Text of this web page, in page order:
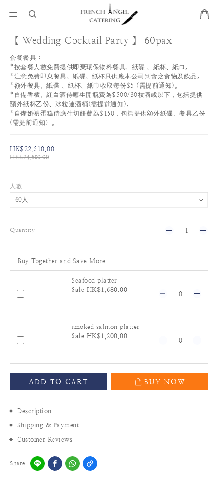
【 Wedding Cocktail Party 】 60pax
套餐餐具 :
*按套餐人數免費提供即棄環保物料餐具、紙碟 、紙杯、紙巾。
*注意免費即棄餐具、紙碟、紙杯只供應本公司到會之食物及飲品。
*额外餐具、紙碟 、紙杯、紙巾收取每份$5 (需提前通知)。
*自備香檳、紅白酒侍應生開瓶費為$500/30枝酒或以下，包括提供
額外紙杯乙份、冰粒連酒桶(需提前通知)。
*自備婚禮蛋糕侍應生切餅費為$150，包括提供額外紙碟、餐具乙份
(需提前通知）。
HK$22,510.00
HK$24,600.00
人數
Quantity
Buy Together and Save More
Seafood platter
Sale HK$1,680.00
smoked salmon platter
Sale HK$1,200.00
ADD TO CART BUY NOW
Description
Shipping & Payment
Customer Reviews
Share